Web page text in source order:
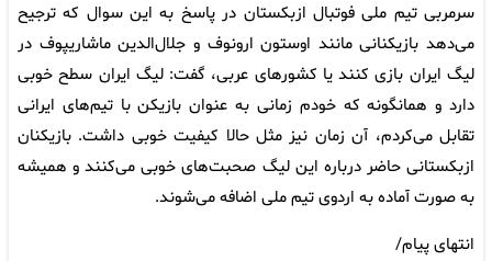
سرمربی تیم ملی فوتبال ازبکستان در پاسخ به این سوال که ترجیح
می‌دهد بازیکنانی مانند اوستون ارونوف و جلال‌الدین ماشاریپوف در
لیگ ایران بازی کنند یا کشورهای عربی، گفت: لیگ ایران سطح خوبی
دارد و همانگونه که خودم زمانی به عنوان بازیکن با تیم‌های ایرانی
تقابل می‌کردم، آن زمان نیز مثل حالا کیفیت خوبی داشت. بازیکنان
ازبکستانی حاضر درباره این لیگ صحبت‌های خوبی می‌کنند و همیشه
به صورت آماده به اردوی تیم ملی اضافه می‌شوند.
انتهای پیام/